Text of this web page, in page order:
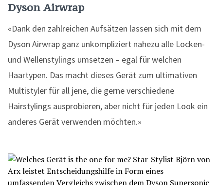
Dyson Airwrap
«Dank den zahlreichen Aufsätzen lassen sich mit dem
Dyson Airwrap ganz unkompliziert nahezu alle Locken-
und Wellenstylings umsetzen – egal für welchen
Haartypen. Das macht dieses Gerät zum ultimativen
Multistyler für all jene, die gerne verschiedene
Hairstylings ausprobieren, aber nicht für jeden Look ein
anderes Gerät verwenden möchten.»